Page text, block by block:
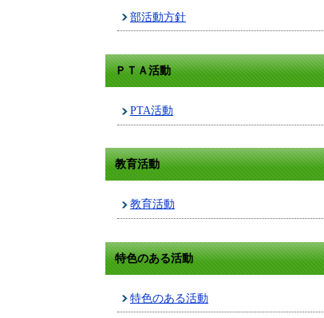
部活動方針
ＰＴＡ活動
PTA活動
教育活動
教育活動
特色のある活動
特色のある活動